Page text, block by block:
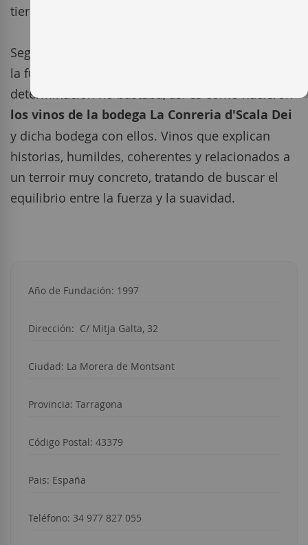
tierra.
Según Jordi Vidal, enólogo y copropietario, sólo
la fuerza de un sueño ha podido llegar donde la
determinación no bastaba, así es como nacieron
los vinos de la bodega La Conreria d'Scala Dei
y dicha bodega con ellos. Vinos que explican
historias, humildes, coherentes y relacionados a
un terroir muy concreto, tratando de buscar el
equilibrio entre la fuerza y la suavidad.
Año de Fundación: 1997
Dirección: C/ Mitja Galta, 32
Ciudad: La Morera de Montsant
Provincia: Tarragona
Código Postal: 43379
Pais: España
Teléfono: 34 977 827 055